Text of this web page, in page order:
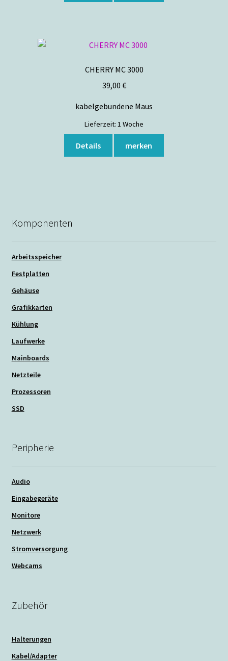
CHERRY MC 3000
39,00 €
kabelgebundene Maus
Lieferzeit: 1 Woche
Details merken
Komponenten
Arbeitsspeicher
Festplatten
Gehäuse
Grafikkarten
Kühlung
Laufwerke
Mainboards
Netzteile
Prozessoren
SSD
Peripherie
Audio
Eingabegeräte
Monitore
Netzwerk
Stromversorgung
Webcams
Zubehör
Halterungen
Kabel/Adapter